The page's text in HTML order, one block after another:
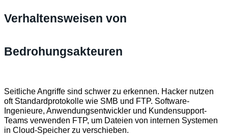
Verhaltensweisen von
Bedrohungsakteuren
Seitliche Angriffe sind schwer zu erkennen. Hacker nutzen
oft Standardprotokolle wie SMB und FTP. Software-
Ingenieure, Anwendungsentwickler und Kundensupport-
Teams verwenden FTP, um Dateien von internen Systemen
in Cloud-Speicher zu verschieben.